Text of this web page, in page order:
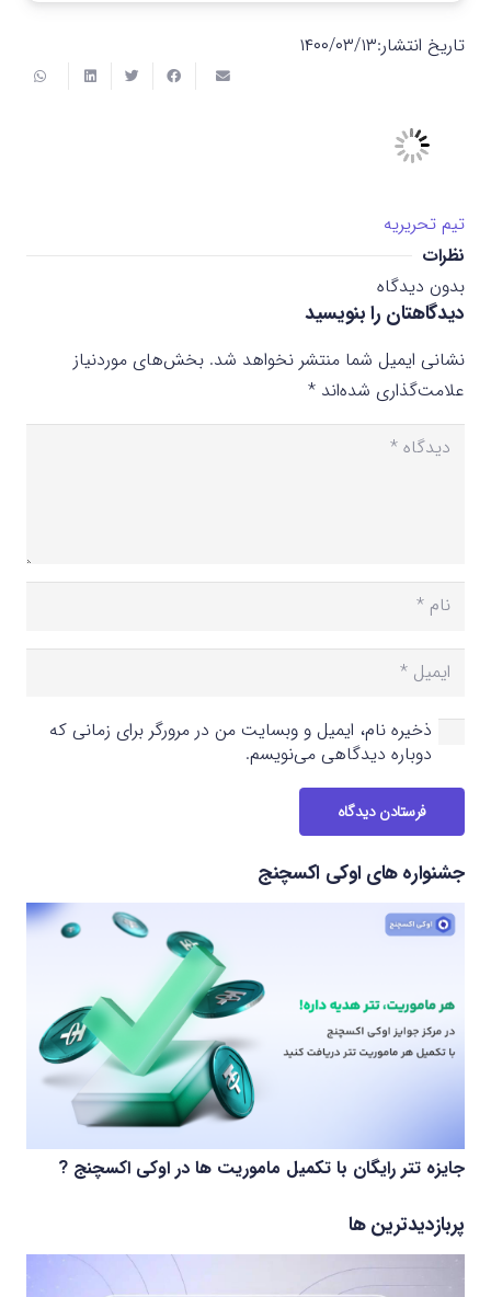
تاریخ انتشار:۱۴۰۰/۰۳/۱۳
تیم تحریریه
نظرات
بدون دیدگاه
دیدگاهتان را بنویسید
نشانی ایمیل شما منتشر نخواهد شد. بخش‌های موردنیاز
علامت‌گذاری شده‌اند *
ذخیره نام، ایمیل و وبسایت من در مرورگر برای زمانی که
دوباره دیدگاهی می‌نویسم.
فرستادن دیدگاه
جشنواره های اوکی اکسچنج
جایزه تتر رایگان با تکمیل ماموریت ها در اوکی اکسچنج ?
پربازدیدترین ها